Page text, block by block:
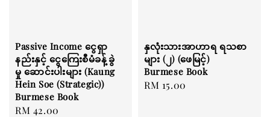
Passive Income ငွေရှာ
နည်းနှင့် ငွေကြေးစီမံခန့်ခွဲ
မှု ဆောင်းပါးများ (Kaung
Hein Soe (Strategic))
Burmese Book
Regular
RM 42.00
နှလုံးသားအာဟာရ ရသစာ
များ (၂) (ဖေမြင့်)
Burmese Book
Regular
RM 15.00